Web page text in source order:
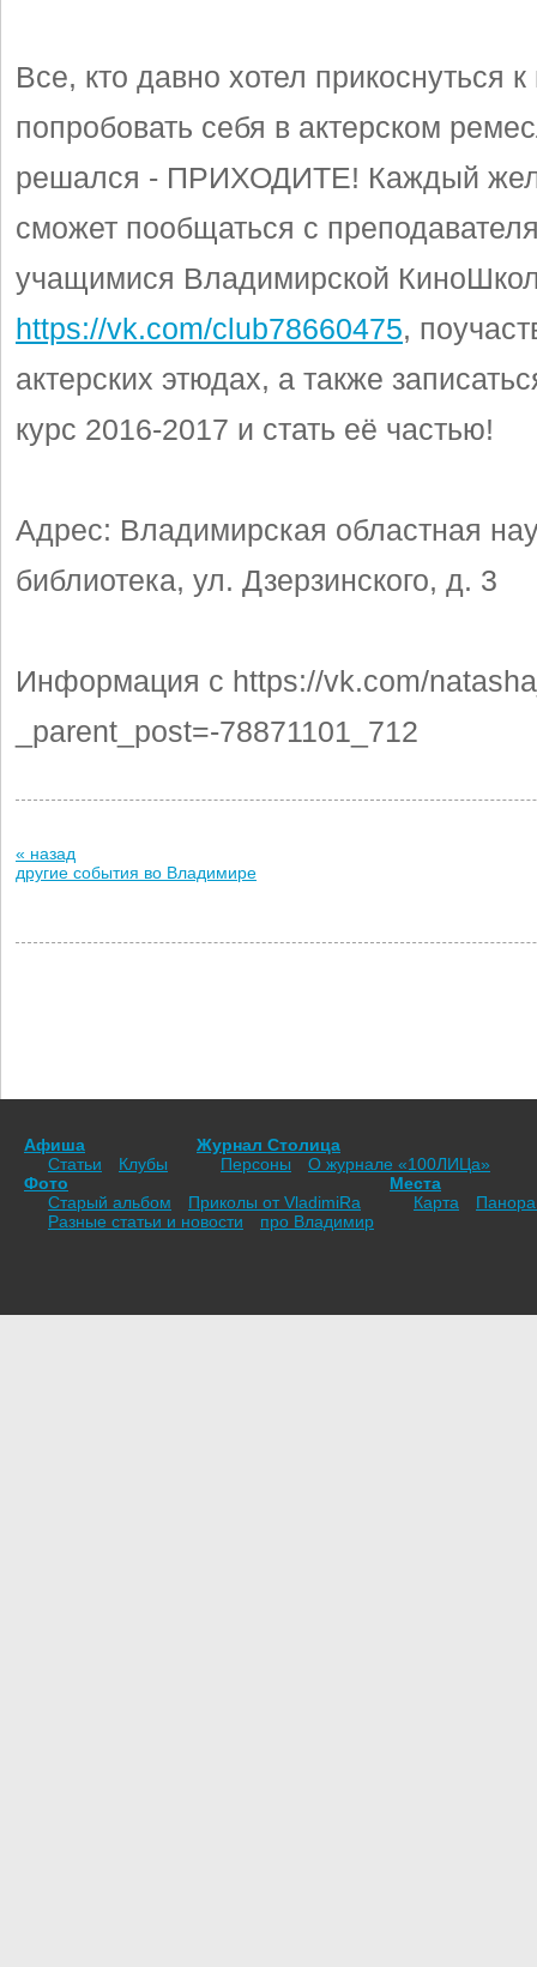
Все, кто давно хотел прикоснуться к
попробовать себя в актерском
решался - ПРИХОДИТЕ! Каждый
сможет пообщаться с
учащимися Владимирской
https://vk.com/club78660475,
актерских этюдах, а также
курс 2016-2017 и стать её частью!
Адрес: Владимирская областная
библиотека, ул. Дзерзинского, д. 3
Информация с https://vk.com/
_parent_post=-78871101_712
« назад
другие события во Владимире
Афиша
Статьи
Клубы
Журнал Столица
Персоны
О журнале «100ЛИЦа»
Фото
Старый альбом
Приколы от VladimiRа
Места
Карта
Разные статьи и новости
про Владимир